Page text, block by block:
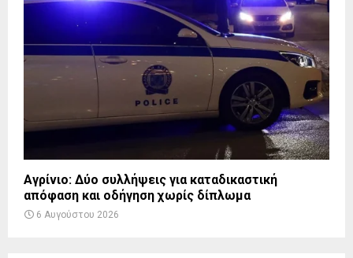
Αγρίνιο: Δύο συλλήψεις για καταδικαστική
απόφαση και οδήγηση χωρίς δίπλωμα
6 Αυγούστου 2026